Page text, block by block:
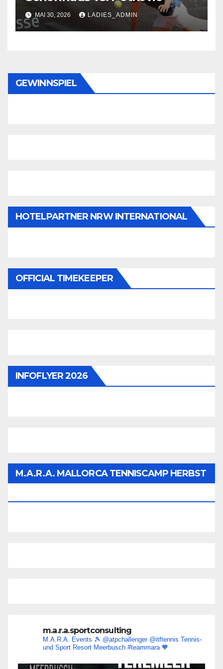
MAI 30, 2026 LADIES_ADMIN
GEWINNSPIEL
HOTELPARTNER NRW INTERNATIONAL
OFFICIAL TIMEKEEPER
INFOFLYER 2026
M.A.R.A. MALLORCA TENNISCAMP HERBST
m.a.r.a.sportconsulting
M.A.R.A. Events 🎾 @atpchallenger @itftennis Tennis-
und Sport Resort Meerbusch #teammara 🧡